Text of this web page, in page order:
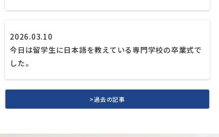
2026.03.10
今日は留学生に日本語を教えている専門学校の卒業式で
した。
>過去の記事